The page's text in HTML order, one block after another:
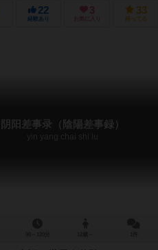
22
経験あり
3
お気に入り
33
持ってる
阴阳差事录（陰陽差事録）
yin yang chai shi lu